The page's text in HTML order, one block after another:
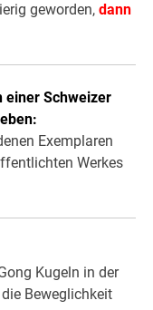
geworden,dann
einer Schweizer
Exemplaren
Werkes
Kugeln in der
Beweglichkeit